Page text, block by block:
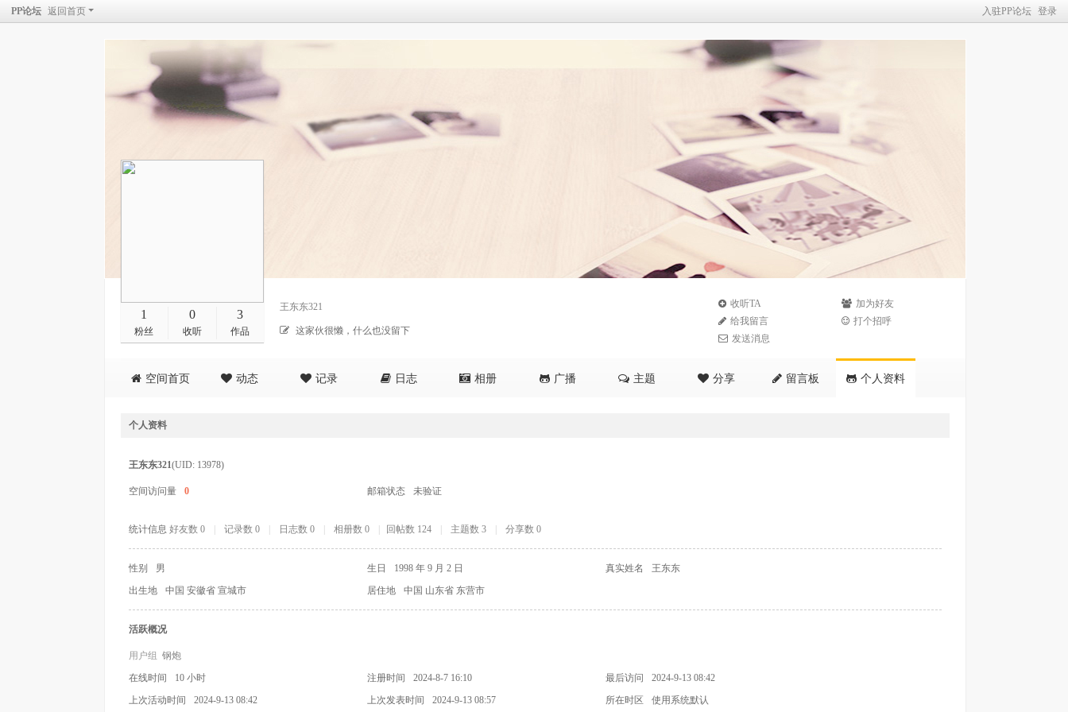
入驻PP论坛 登录
PP论坛 返回首页
1
粉丝
0
收听
3
作品
收听TA
加为好友
给我留言
打个招呼
发送消息
王东东321
这家伙很懒，什么也没留下
空间首页 动态 记录 日志 相册 广播 主题 分享 留言板 个人资料
个人资料
王东东321(UID: 13978)
空间访问量 0 邮箱状态 未验证
统计信息 好友数 0 记录数 0 日志数 0 相册数 0 回帖数 124 主题数 3 分享数 0
性别 男 生日 1998 年 9 月 2 日 真实姓名
王东东
出生地
中国 安徽省 宣城市 居住地 中国 山东省 东营市
活跃概况
用户组 钢炮
在线时间
10 小时 注册时间 2024-8-7 16:10 最后访问
2024-9-13 08:42
上次活动时间
2024-9-13 08:42 上次发表时间 2024-9-13 08:57 所在时区 使用系统默认